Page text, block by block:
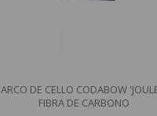
ARCO DE CELLO CODABOW
FIBRA DE CARBONO